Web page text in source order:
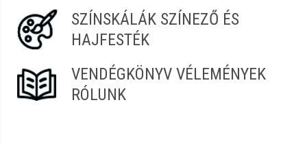
SZÍNSKÁLÁK SZÍNEZŐ ÉS
HAJFESTÉK
VENDÉGKÖNYV VÉLEMÉNYEK
RÓLUNK